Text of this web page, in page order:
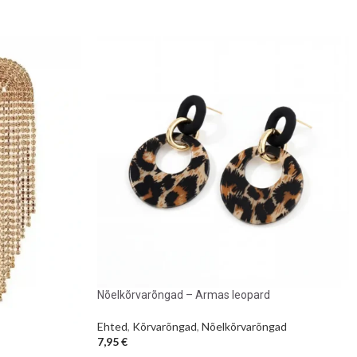
Nõelkõrvarõngad – Armas leopard
Ehted, Kõrvarõngad, Nõelkõrvarõngad
7,95€